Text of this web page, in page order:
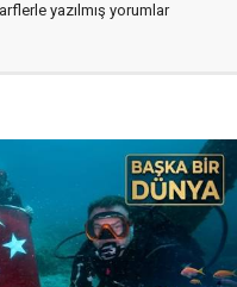
yazılmış yorumlar